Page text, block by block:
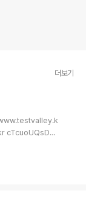
더보기
www.testvalley.k
cTcuoUQsDqg